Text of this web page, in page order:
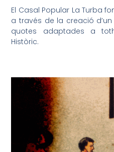
El Casal Popular La Turba
a través de la creació
quotes adaptades a
Històric.